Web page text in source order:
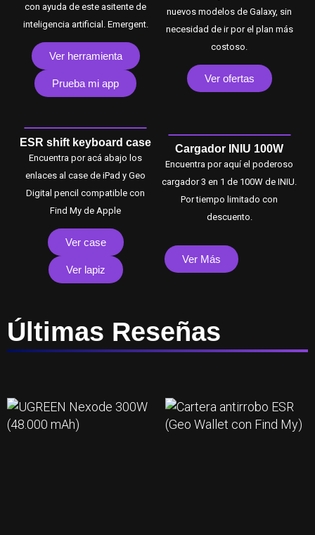
con ayuda de este asitente de
inteligencia artificial. Emergent.
Ver herramienta
Prueba mi app
nuevos modelos de Galaxy, sin
necesidad de ir por el plan más
costoso.
Ver ofertas
ESR shift keyboard case
Encuentra por acá abajo los
enlaces al case de iPad y Geo
Digital pencil compatible con
Find My de Apple
Ver case
Ver lapiz
Cargador INIU 100W
Encuentra por aquí el poderoso
cargador 3 en 1 de 100W de INIU.
Por tiempo limitado con
descuento.
Ver Más
Últimas Reseñas
PagePagePagePagePagePagePagePagePagePage